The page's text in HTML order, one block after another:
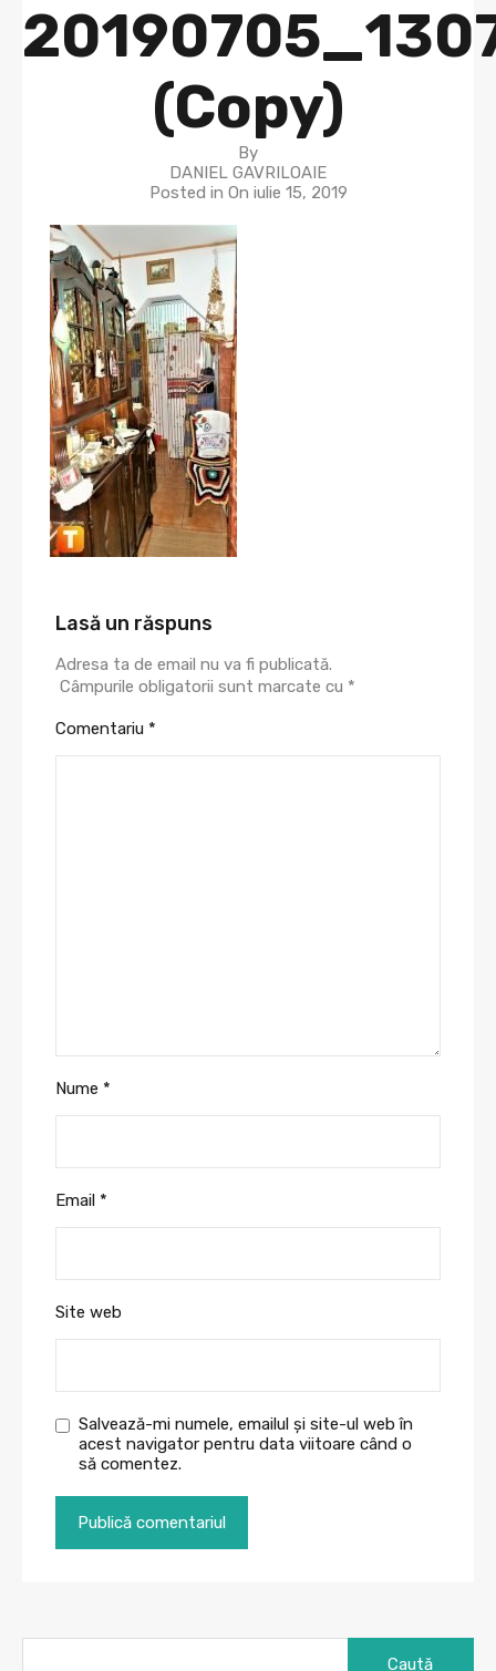
(Copy)
By
DANIEL GAVRILOAIE
Posted in On iulie 15, 2019
Lasă un răspuns
Adresa ta de email nu va fi publicată.
Câmpurile obligatorii sunt marcate cu *
Comentariu *
Nume *
Email *
Site web
Salvează-mi numele, emailul și site-ul web în
acest navigator pentru data viitoare când o
să comentez.